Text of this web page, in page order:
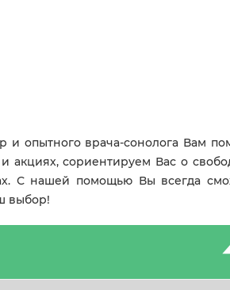
и опытного врача-сонолога Вам
акциях, сориентируем Вас о
С нашей помощью Вы всегда
выбор!